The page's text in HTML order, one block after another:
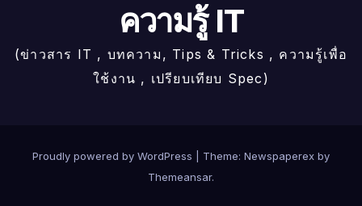
ความรู้ IT
(ข่าวสาร IT , บทความ, Tips & Tricks , ความรู้เพื่อ
ใช้งาน , เปรียบเทียบ Spec)
Proudly powered by WordPress
Theme: Newspaperex by
Themeansar.